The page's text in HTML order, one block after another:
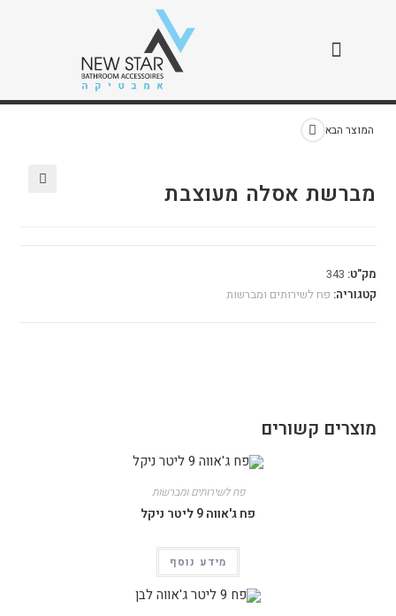
מברשת אסלה מעוצבת
המוצר הבא
מברשת אסלה מעוצבת
מק"ט: 343
קטגוריה: פח לשירותים ומברשות
מוצרים קשורים
פח לשירותים ומברשות
פח ג'אווה 9 ליטר ניקל
מידע נוסף